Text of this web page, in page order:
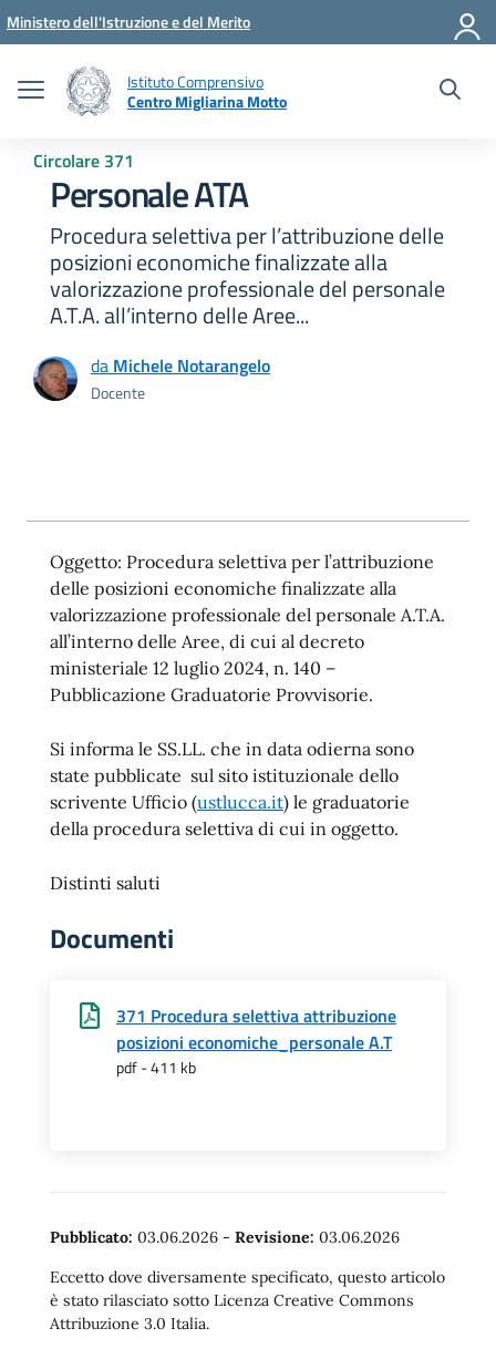
Vai ai contenuti
Vai al menu di navigazione
Vai al footer
Ministero dell'Istruzione e del Merito
Istituto Comprensivo
Centro Migliarina Motto
Circolare 371
Personale ATA
Procedura selettiva per l’attribuzione delle
posizioni economiche finalizzate alla
valorizzazione professionale del personale
A.T.A. all’interno delle Aree...
da Michele Notarangelo
Docente
Oggetto: Procedura selettiva per l’attribuzione
delle posizioni economiche finalizzate alla
valorizzazione professionale del personale A.T.A.
all’interno delle Aree, di cui al decreto
ministeriale 12 luglio 2024, n. 140 –
Pubblicazione Graduatorie Provvisorie.
Si informa le SS.LL. che in data odierna sono
state pubblicate sul sito istituzionale dello
scrivente Ufficio (ustlucca.it) le graduatorie
della procedura selettiva di cui in oggetto.
Distinti saluti
Documenti
371 Procedura selettiva attribuzione
posizioni economiche_personale A.T
pdf - 411 kb
Pubblicato: 03.06.2026 - Revisione: 03.06.2026
Eccetto dove diversamente specificato, questo articolo
è stato rilasciato sotto Licenza Creative Commons
Attribuzione 3.0 Italia.